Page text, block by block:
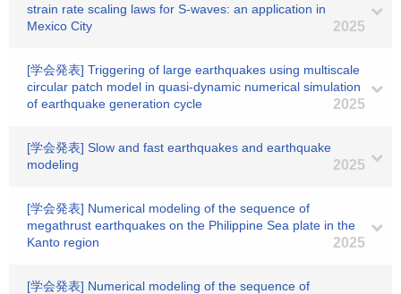
strain rate scaling laws for S-waves: an application in
Mexico City
2025
[学会発表] Triggering of large earthquakes using multiscale
circular patch model in quasi-dynamic numerical simulation
of earthquake generation cycle
2025
[学会発表] Slow and fast earthquakes and earthquake
modeling
2025
[学会発表] Numerical modeling of the sequence of
megathrust earthquakes on the Philippine Sea plate in the
Kanto region
2025
[学会発表] Numerical modeling of the sequence of